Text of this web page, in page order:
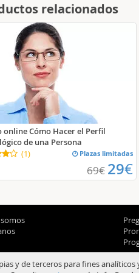
relacionados
online Cómo Hacer el Perfil
de una Persona
(1) Plazas limitadas
69€ 29€
y de terceros para fines